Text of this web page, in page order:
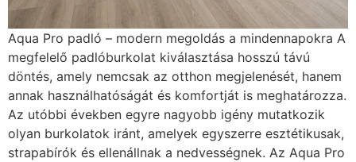
Aqua Pro padló – modern megoldás a mindennapokra A
megfelelő padlóburkolat kiválasztása hosszú távú
döntés, amely nemcsak az otthon megjelenését, hanem
annak használhatóságát és komfortját is meghatározza.
Az utóbbi években egyre nagyobb igény mutatkozik
olyan burkolatok iránt, amelyek egyszerre esztétikusak,
strapabírók és ellenállnak a nedvességnek. Az Aqua Pro